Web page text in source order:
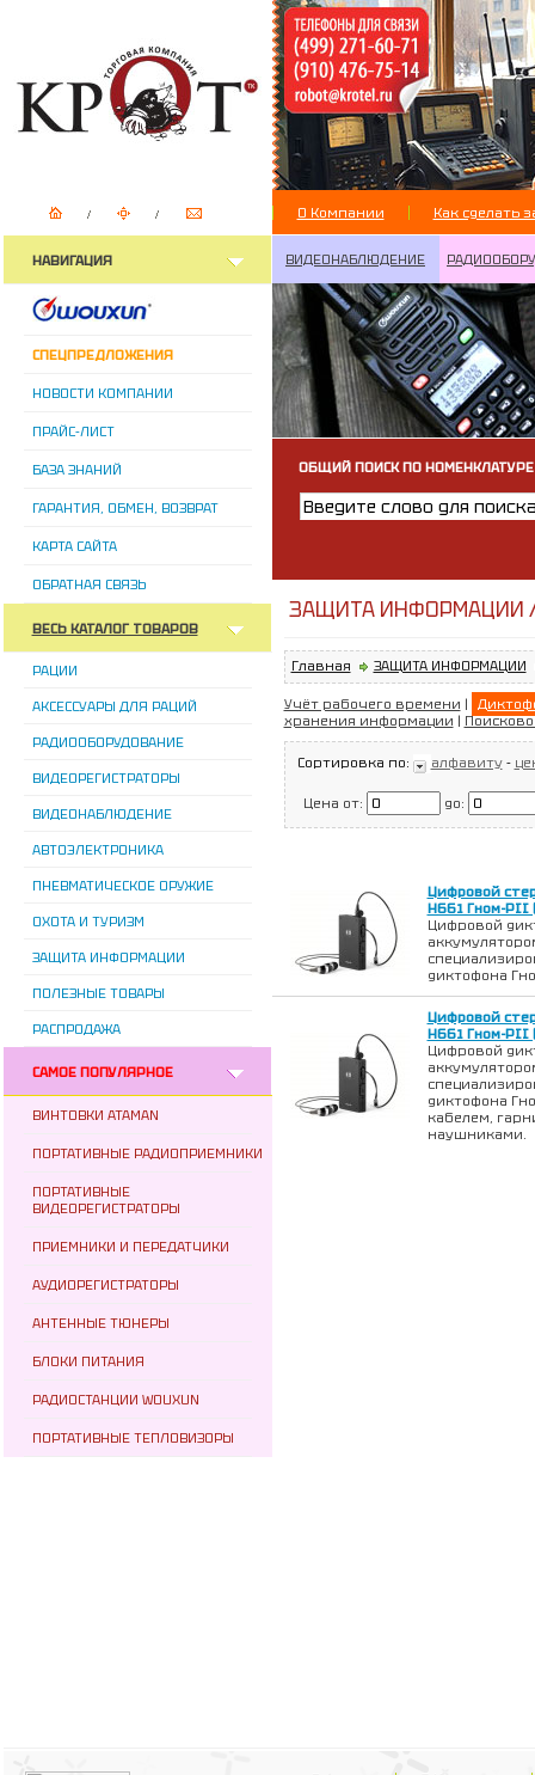
О Компании Как сделать
НАВИГАЦИЯ
СПЕЦПРЕДЛОЖЕНИЯ
НОВОСТИ КОМПАНИИ
ПРАЙС-ЛИСТ
БАЗА ЗНАНИЙ
ГАРАНТИЯ, ОБМЕН, ВОЗВРАТ
КАРТА САЙТА
ОБРАТНАЯ СВЯЗЬ
ВЕСЬ КАТАЛОГ ТОВАРОВ
РАЦИИ
АКСЕССУАРЫ ДЛЯ РАЦИЙ
РАДИООБОРУДОВАНИЕ
ВИДЕОРЕГИСТРАТОРЫ
ВИДЕОНАБЛЮДЕНИЕ
АВТОЭЛЕКТРОНИКА
ПНЕВМАТИЧЕСКОЕ ОРУЖИЕ
ОХОТА И ТУРИЗМ
ЗАЩИТА ИНФОРМАЦИИ
ПОЛЕЗНЫЕ ТОВАРЫ
РАСПРОДАЖА
САМОЕ ПОПУЛЯРНОЕ
ВИНТОВКИ ATAMAN
ПОРТАТИВНЫЕ РАДИОПРИЕМНИКИ
ПОРТАТИВНЫЕ
ВИДЕОРЕГИСТРАТОРЫ
ПРИЕМНИКИ И ПЕРЕДАТЧИКИ
АУДИОРЕГИСТРАТОРЫ
АНТЕННЫЕ ТЮНЕРЫ
БЛОКИ ПИТАНИЯ
РАДИОСТАНЦИИ WOUXUN
ПОРТАТИВНЫЕ ТЕПЛОВИЗОРЫ
ВИДЕОНАБЛЮДЕНИЕ
ОБЩИЙ ПОИСК ПО НОМЕНКЛАТУРЕ
ЗАЩИТА ИНФОРМАЦИИ
Главная ЗАЩИТА ИНФОРМАЦИИ
Учёт рабочего времени |
хранения информации |
Сортировка по: алфавиту-
Цена от: до:
Цифровой
H661 Гном-PII
Цифровой
диктофона
Цифровой
H661 Гном-PII
Цифровой
диктофона
кабелем,
наушниками.